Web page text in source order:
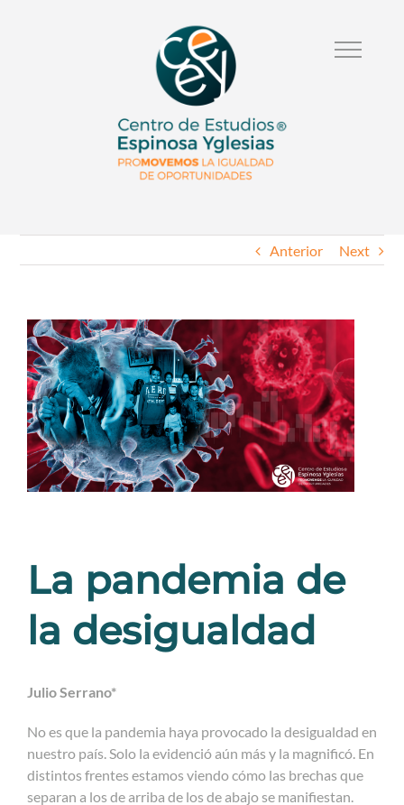
Anterior Next
La pandemia de
la desigualdad
Julio Serrano*
No es que la pandemia haya provocado la desigualdad en
nuestro país. Solo la evidenció aún más y la magnificó. En
distintos frentes estamos viendo cómo las brechas que
separan a los de arriba de los de abajo se manifiestan.